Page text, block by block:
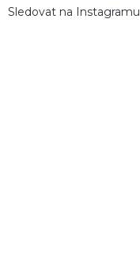
Sledovat na Instagramu